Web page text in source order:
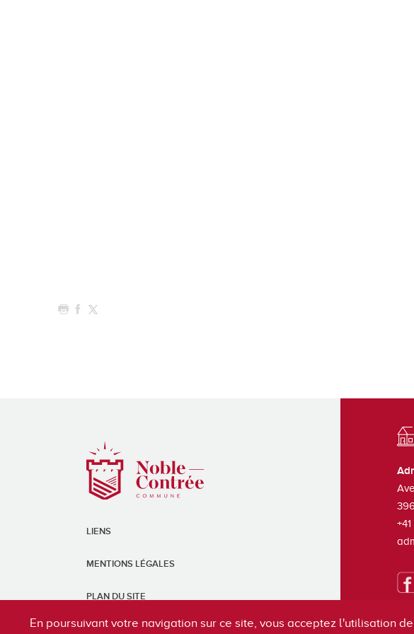
LIENS
MENTIONS LÉGALES
PLAN DU SITE
En poursuivant votre navigation sur ce site, vous acceptez l'utilisation